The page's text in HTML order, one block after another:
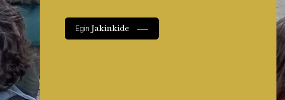
EginJakinkide